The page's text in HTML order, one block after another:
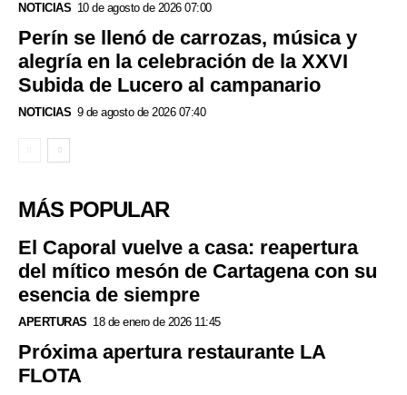
NOTICIAS 10 de agosto de 2026 07:00
Perín se llenó de carrozas, música y
alegría en la celebración de la XXVI
Subida de Lucero al campanario
NOTICIAS 9 de agosto de 2026 07:40
MÁS POPULAR
El Caporal vuelve a casa: reapertura
del mítico mesón de Cartagena con su
esencia de siempre
APERTURAS 18 de enero de 2026 11:45
Próxima apertura restaurante LA
FLOTA